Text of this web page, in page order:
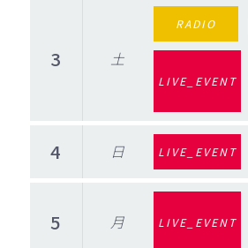
3 土
RADIO
LIVE_EVENT
4 日 LIVE_EVENT
5 月 LIVE_EVENT